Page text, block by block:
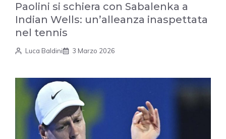
Paolini si schiera con Sabalenka a
Indian Wells: un’alleanza inaspettata
nel tennis
Luca Baldini 3 Marzo 2026